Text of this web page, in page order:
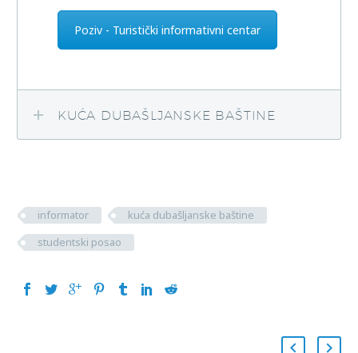
Poziv - Turistički informativni centar
KUĆA DUBAŠLJANSKE BAŠTINE
informator
kuća dubašljanske baštine
studentski posao